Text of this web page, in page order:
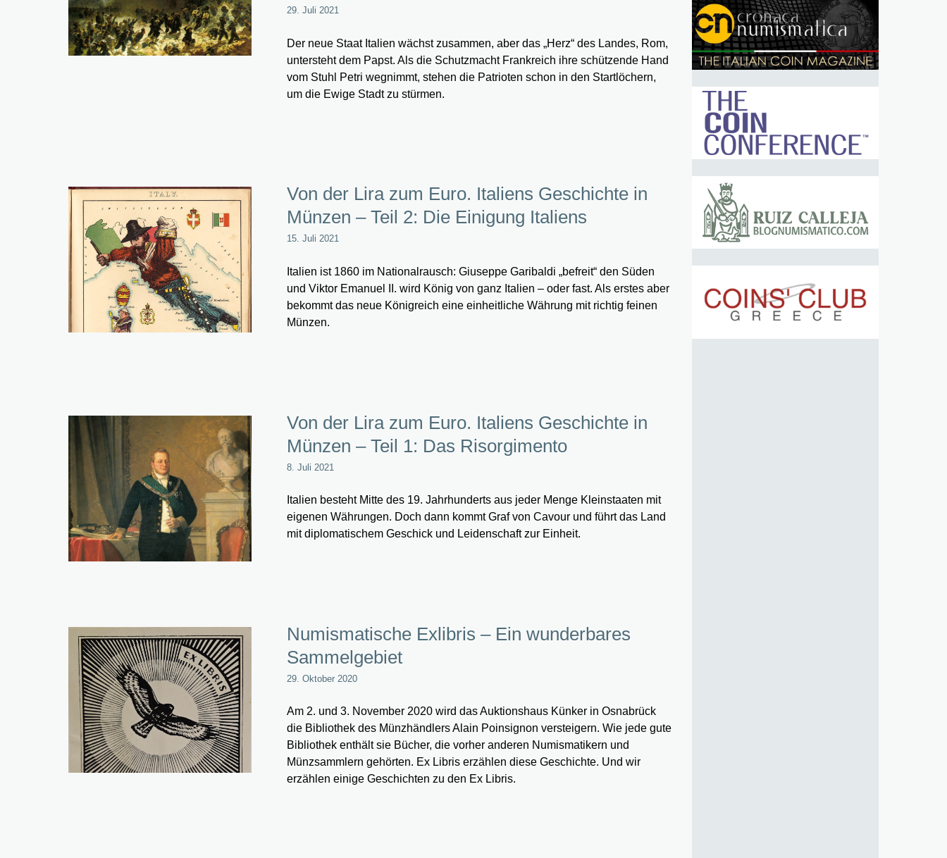
29. Juli 2021
Der neue Staat Italien wächst zusammen, aber das „Herz“ des Landes, Rom,
untersteht dem Papst. Als die Schutzmacht Frankreich ihre schützende Hand
vom Stuhl Petri wegnimmt, stehen die Patrioten schon in den Startlöchern,
um die Ewige Stadt zu stürmen.
Von der Lira zum Euro. Italiens Geschichte in
Münzen – Teil 2: Die Einigung Italiens
15. Juli 2021
Italien ist 1860 im Nationalrausch: Giuseppe Garibaldi „befreit“ den Süden
und Viktor Emanuel II. wird König von ganz Italien – oder fast. Als erstes aber
bekommt das neue Königreich eine einheitliche Währung mit richtig feinen
Münzen.
Von der Lira zum Euro. Italiens Geschichte in
Münzen – Teil 1: Das Risorgimento
8. Juli 2021
Italien besteht Mitte des 19. Jahrhunderts aus jeder Menge Kleinstaaten mit
eigenen Währungen. Doch dann kommt Graf von Cavour und führt das Land
mit diplomatischem Geschick und Leidenschaft zur Einheit.
Numismatische Exlibris – Ein wunderbares
Sammelgebiet
29. Oktober 2020
Am 2. und 3. November 2020 wird das Auktionshaus Künker in Osnabrück
die Bibliothek des Münzhändlers Alain Poinsignon versteigern. Wie jede gute
Bibliothek enthält sie Bücher, die vorher anderen Numismatikern und
Münzsammlern gehörten. Ex Libris erzählen diese Geschichte. Und wir
erzählen einige Geschichten zu den Ex Libris.